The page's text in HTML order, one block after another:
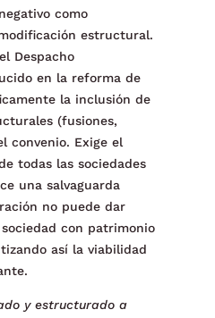
como
estructural.
Despacho
en la reforma de
la inclusión de
(fusiones,
convenio. Exige el
todas las sociedades
una salvaguarda
no puede dar
con patrimonio
así la viabilidad
y estructurado a